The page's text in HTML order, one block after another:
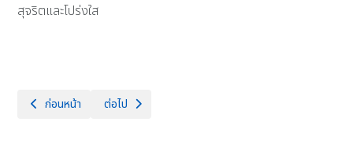
สุจริตและโปร่งใส
เนื้อหาก่อนหน้า: การรับนักเรียน 💙💛 โรงเรียนจักรคำคณาทร จังหวัดลำพูน
ก่อนหน้า เนื้อหาถัดไป: โรงเรียนจักรคำคณาทร จังหวัดลำพูน ขอแส
ต่อไป